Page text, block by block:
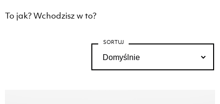
To jak? Wchodzisz w to?
SORTUJ